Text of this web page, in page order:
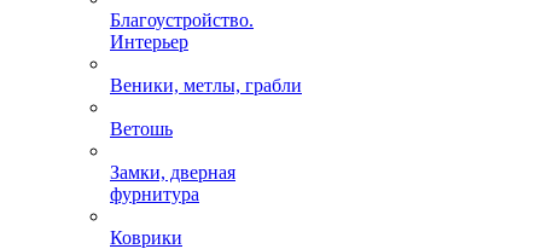
Благоустройство.
Интерьер
Веники, метлы, грабли
Ветошь
Замки, дверная
фурнитура
Коврики